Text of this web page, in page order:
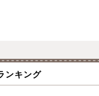
ンキング